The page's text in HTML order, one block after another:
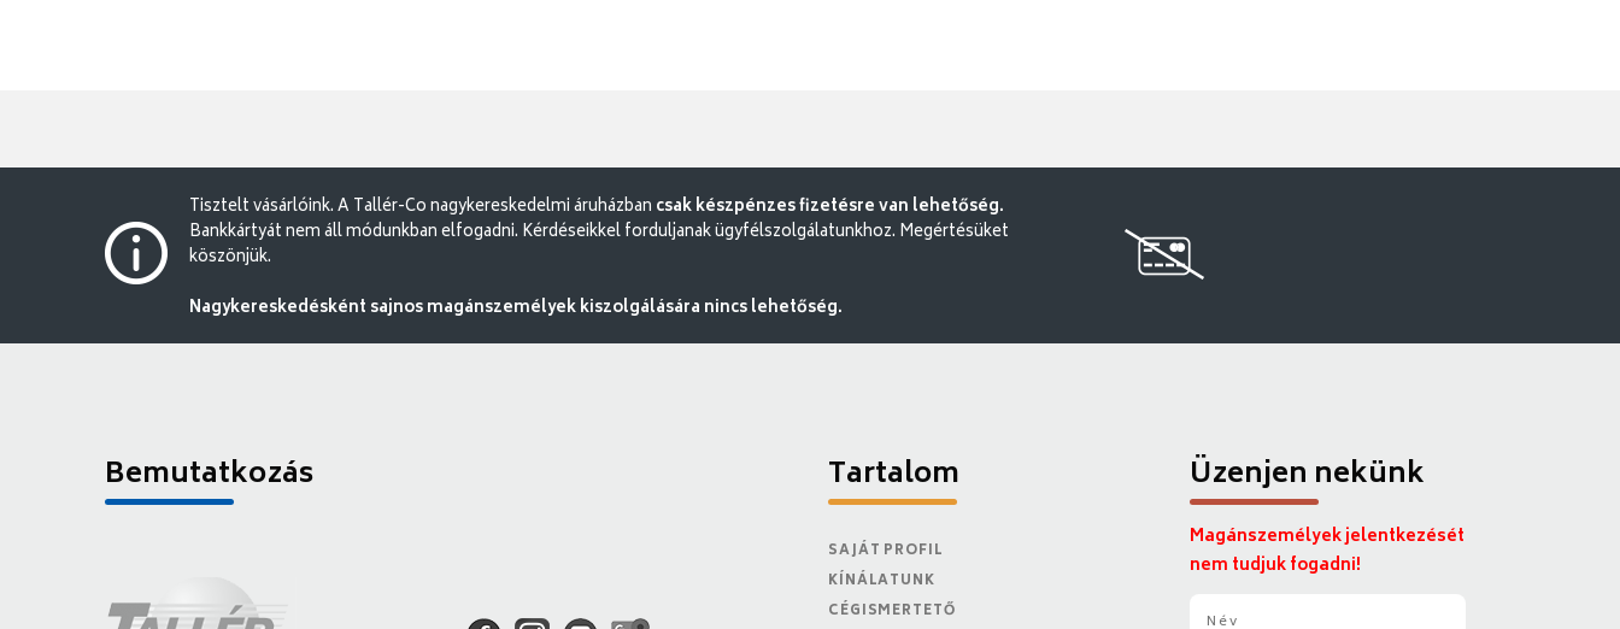
Tisztelt vásárlóink. A Tallér-Co nagykereskedelmi áruházban csak készpénzes fizetésre van lehetőség.
Bankkártyát nem áll módunkban elfogadni. Kérdéseikkel forduljanak ügyfélszolgálatunkhoz. Megértésüket
köszönjük.
Nagykereskedésként sajnos magánszemélyek kiszolgálására nincs lehetőség.
Bemutatkozás Tartalom
SAJÁT PROFIL
KÍNÁLATUNK
CÉGISMERTETŐ
Üzenjen nekünk
Magánszemélyek jelentkezését
nem tudjuk fogadni!